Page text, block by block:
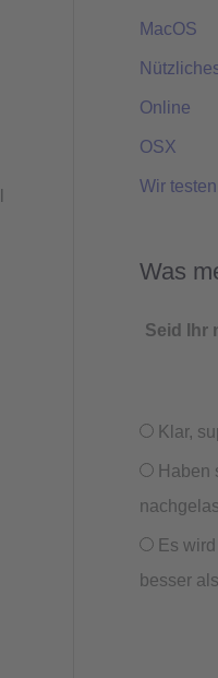
MacOS
Online
OSX
Wir testen
Was
Seid Ihr
Klar,
Haben
Es
besser